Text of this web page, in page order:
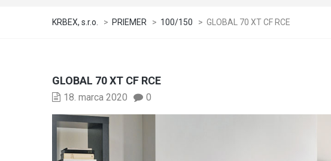
KRBEX, s.r.o. > PRIEMER > 100/150 > GLOBAL 70 XT CF RCE
GLOBAL 70 XT CF RCE
18. marca 2020 0